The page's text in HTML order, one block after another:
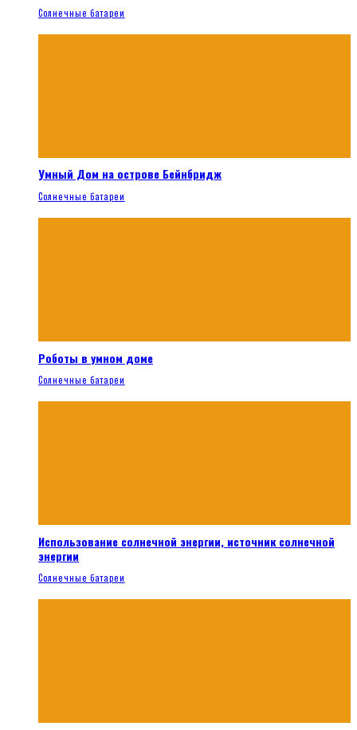
Солнечные батареи
Умный Дом на острове Бейнбридж
Солнечные батареи
Роботы в умном доме
Солнечные батареи
Использование солнечной энергии, источник солнечной
энергии
Солнечные батареи